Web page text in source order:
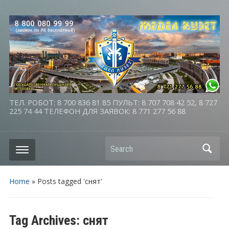
ТЕЛ. РОБОТ: 8 700 836 81 85 ПУЛЬТ: 8 707 708 42 52, 8 727
225 74 44 ТЕЛЕФОН ДЛЯ ЗАЯВОК: 8 771 277 56 88
Search
Home » Posts tagged 'снят'
Tag Archives: снят